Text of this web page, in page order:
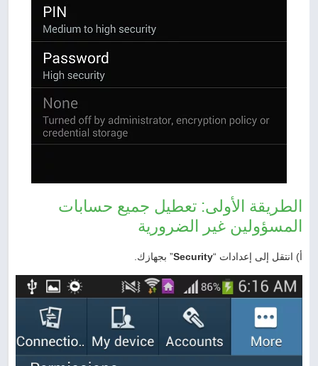
الطريقة الأولى: تعطيل جميع حسابات
المسؤولين غير الضرورية
أ) انتقل إلى إعدادات “Security” بجهازك.